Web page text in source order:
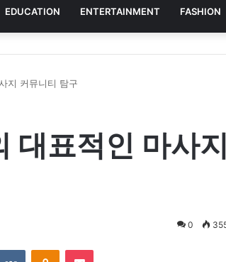
EDUCATION ENTERTAINMENT FASHION
지 커뮤니티 탐구
대표적인 마사
0
VKontakteOdnoklassniki
Pocket